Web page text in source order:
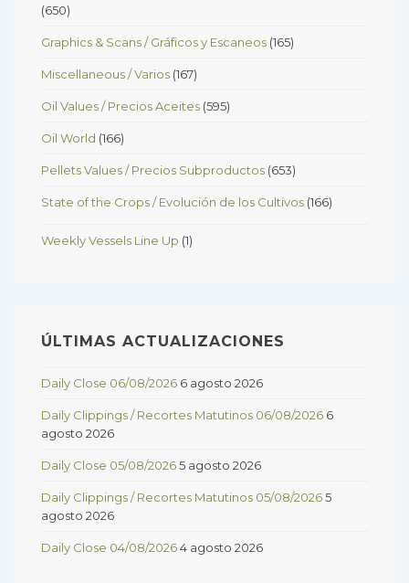
(650)
Graphics & Scans / Gráficos y Escaneos (165)
Miscellaneous / Varios (167)
Oil Values / Precios Aceites (595)
Oil World (166)
Pellets Values / Precios Subproductos (653)
State of the Crops / Evolución de los Cultivos (166)
Weekly Vessels Line Up (1)
ÚLTIMAS ACTUALIZACIONES
Daily Close 06/08/2026 6 agosto 2026
Daily Clippings / Recortes Matutinos 06/08/2026 6
agosto 2026
Daily Close 05/08/20265 agosto 2026
Daily Clippings / Recortes Matutinos 05/08/20265
agosto 2026
Daily Close 04/08/20264 agosto 2026